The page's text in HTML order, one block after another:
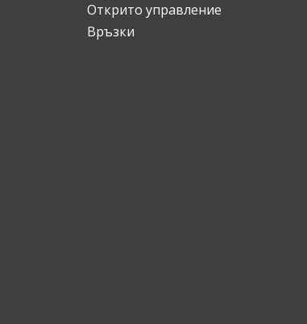
Открито управление
Връзки